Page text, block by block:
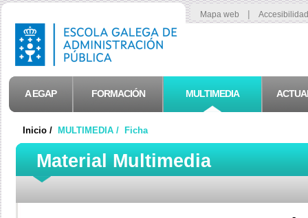
Mapa web |
A EGAP FORMACIÓN MULTIMEDIA
Inicio / MULTIMEDIA / Ficha
Material Multimedia